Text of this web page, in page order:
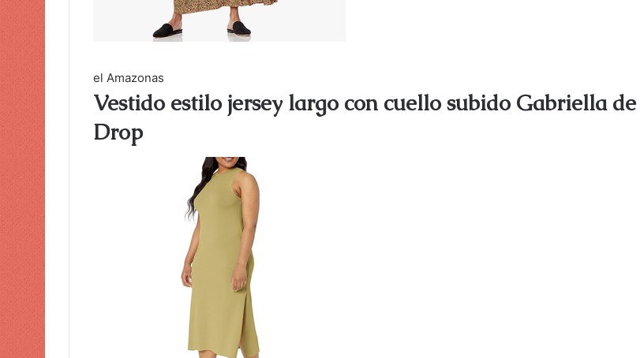
el Amazonas
Vestido estilo jersey largo con cuello subido Gabriella de
Drop